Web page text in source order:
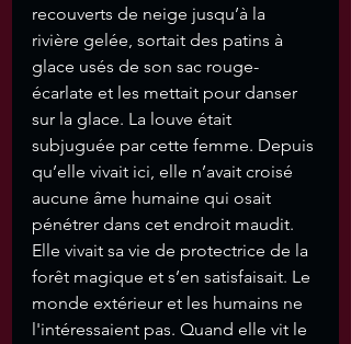
recouverts de neige jusqu’à la
rivière gelée, sortait des patins à
glace usés de son sac rouge-
écarlate et les mettait pour danser
sur la glace. La louve était
subjuguée par cette femme. Depuis
qu’elle vivait ici, elle n’avait croisé
aucune âme humaine qui osait
pénétrer dans cet endroit maudit.
Elle vivait sa vie de protectrice de la
forêt magique et s’en satisfaisait. Le
monde extérieur et les humains ne
l'intéressaient pas. Quand elle vit le